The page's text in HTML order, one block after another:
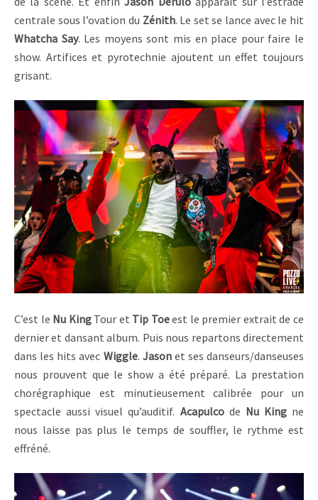
centrale sous l’ovation du Zénith. Le set se lance avec le hit
Whatcha Say. Les moyens sont mis en place pour faire le
show. Artifices et pyrotechnie ajoutent un effet toujours
grisant.
C’est le Nu King Tour et Tip Toeest le premier extrait de ce
dernier et dansant album. Puis nous repartons directement
dans les hits avec Wiggle. Jasonet ses danseurs/danseuses
nous prouvent que le show a été préparé. La prestation
chorégraphique est minutieusement calibrée pour un
spectacle aussi visuel qu’auditif. Acapulcode Nu Kingne
nous laisse pas plus le temps de souffler, le rythme est
effréné.